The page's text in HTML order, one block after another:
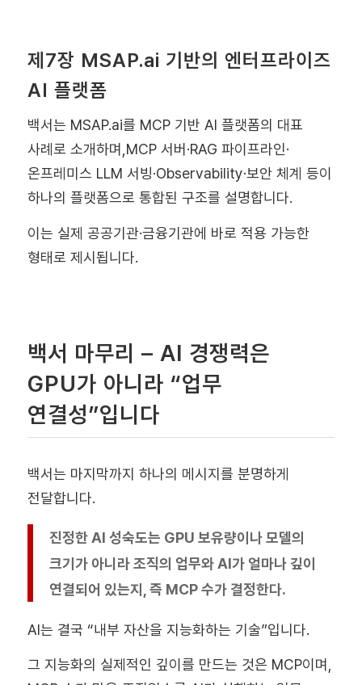
제7장 MSAP.ai 기반의 엔터프라이즈
AI 플랫폼
백서는 MSAP.ai를 MCP 기반 AI 플랫폼의 대표
사례로 소개하며,MCP 서버·RAG 파이프라인·
온프레미스 LLM 서빙·Observability·보안 체계 등이
하나의 플랫폼으로 통합된 구조를 설명합니다.
이는 실제 공공기관·금융기관에 바로 적용 가능한
형태로 제시됩니다.
백서 마무리 – AI 경쟁력은
GPU가 아니라 “업무
연결성”입니다
백서는 마지막까지 하나의 메시지를 분명하게
전달합니다.
진정한 AI 성숙도는 GPU 보유량이나 모델의
크기가 아니라 조직의 업무와 AI가 얼마나 깊이
연결되어 있는지, 즉 MCP 수가 결정한다.
AI는 결국 “내부 자산을 지능화하는 기술”입니다.
그 지능화의 실제적인 깊이를 만드는 것은 MCP이며,